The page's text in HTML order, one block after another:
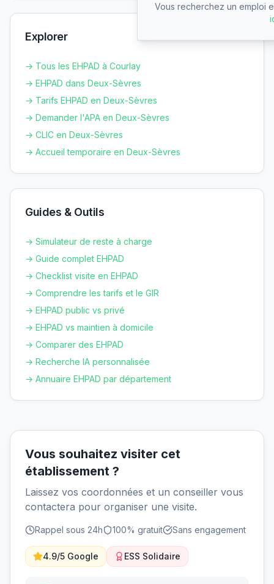
Explorer
→ Tous les EHPAD à Courlay
→ EHPAD dans Deux-Sèvres
→ Tarifs EHPAD en Deux-Sèvres
→ Demander l'APA en Deux-Sèvres
→ CLIC en Deux-Sèvres
→ Accueil temporaire en Deux-Sèvres
Guides & Outils
→ Simulateur de reste à charge
→ Guide complet EHPAD
→ Checklist visite en EHPAD
→ Comprendre les tarifs et le GIR
→ EHPAD public vs privé
→ EHPAD vs maintien à domicile
→ Comparer des EHPAD
→ Recherche IA personnalisée
→ Annuaire EHPAD par département
Vous souhaitez visiter cet
établissement ?
Laissez vos coordonnées et un conseiller vous
contactera pour organiser une visite.
Rappel sous 24h 100% gratuit Sans engagement
4.9/5 Google ESS Solidaire
Vous recherchez un emploi